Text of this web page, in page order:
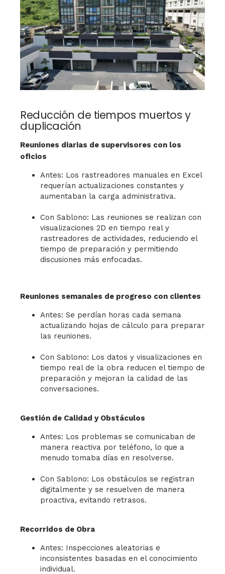
Reducción de tiempos muertos y
duplicación
Reuniones diarias de supervisores con los
oficios
Antes: Los rastreadores manuales en Excel
requerían actualizaciones constantes y
aumentaban la carga administrativa.
Con Sablono: Las reuniones se realizan con
visualizaciones 2D en tiempo real y
rastreadores de actividades, reduciendo el
tiempo de preparación y permitiendo
discusiones más enfocadas.
Reuniones semanales de progreso con clientes
Antes: Se perdían horas cada semana
actualizando hojas de cálculo para preparar
las reuniones.
Con Sablono: Los datos y visualizaciones en
tiempo real de la obra reducen el tiempo de
preparación y mejoran la calidad de las
conversaciones.
Gestión de Calidad y Obstáculos
Antes: Los problemas se comunicaban de
manera reactiva por teléfono, lo que a
menudo tomaba días en resolverse.
Con Sablono: Los obstáculos se registran
digitalmente y se resuelven de manera
proactiva, evitando retrasos.
Recorridos de Obra
Antes: Inspecciones aleatorias e
inconsistentes basadas en el conocimiento
individual.